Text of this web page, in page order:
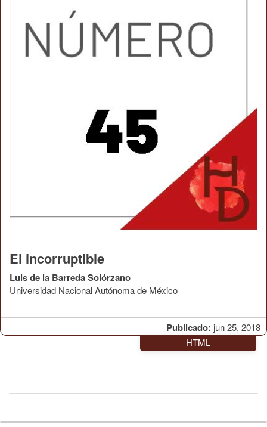
Publicado: jun 25, 2018
El incorruptible
Luis de la Barreda Solórzano
Universidad Nacional Autónoma de México
HTML